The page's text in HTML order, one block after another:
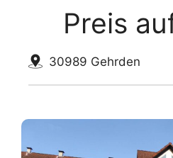
30989 Gehrden
Preis